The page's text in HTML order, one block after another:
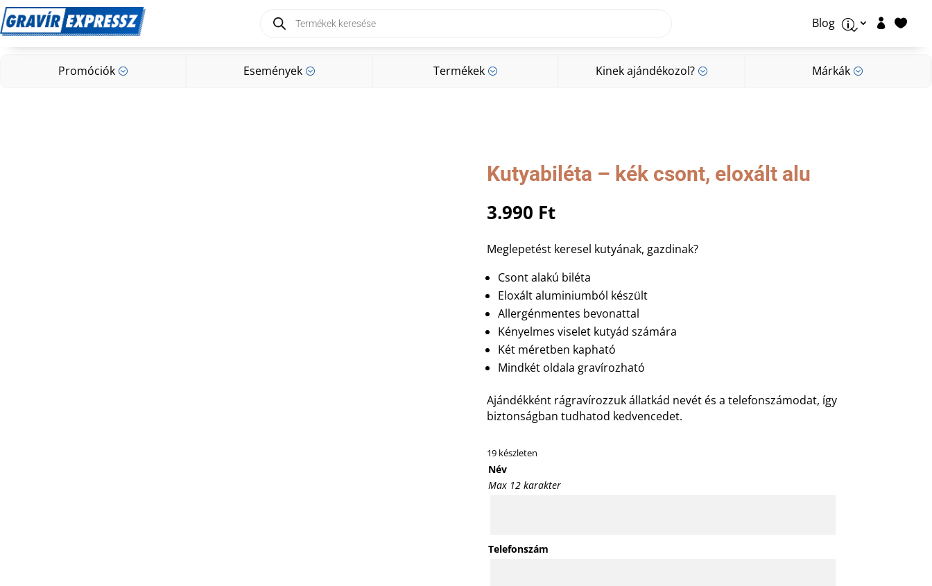
search Blog p  
Promóciók ; Események ; Termékek ; Kinek ajándékozol? ; Márkák ;
Promóciók; Események Márkák;
Kutyabiléta – kék csont, eloxált alu
3.990 Ft
Meglepetést keresel kutyának, gazdinak?
Csont alakú biléta
Eloxált aluminiumból készült
Allergénmentes bevonattal
Kényelmes viselet kutyád számára
Két méretben kapható
Mindkét oldala gravírozható
Ajándékként rágravírozzuk állatkád nevét és a telefonszámodat, így
biztonságban tudhatod kedvencedet.
19 készleten
Név
Max 12 karakter
Telefonszám